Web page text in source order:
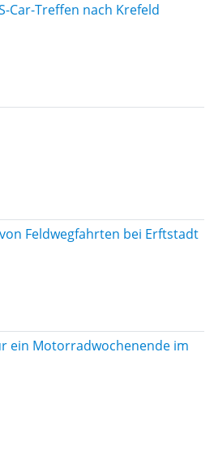
Car-Treffen nach Krefeld
Feldwegfahrten bei Erftstadt
ein Motorradwochenende im